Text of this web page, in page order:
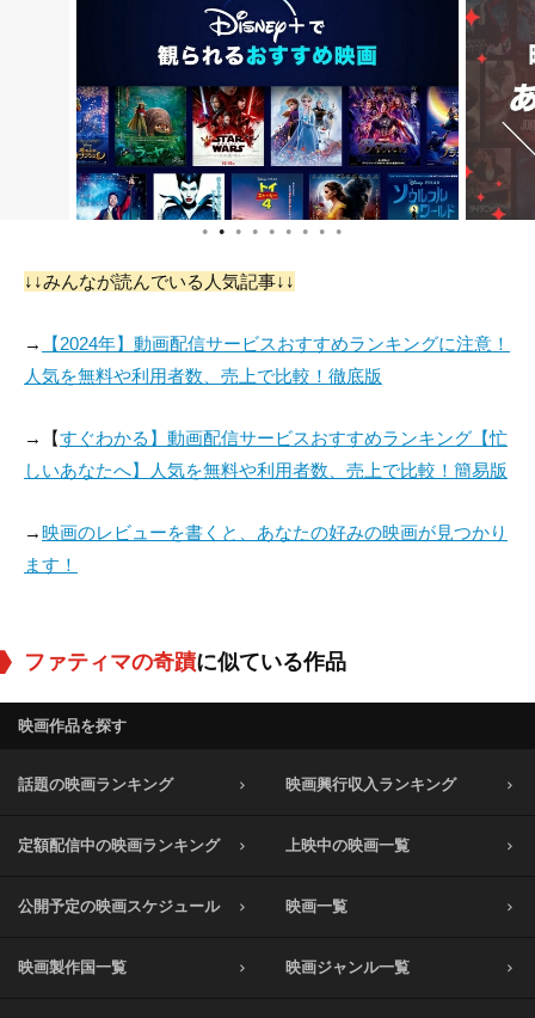
● ● ● ● ● ● ● ● ●
↓↓みんなが読んでいる人気記事↓↓
→
【2024年】動画配信サービスおすすめランキングに注意！
人気を無料や利用者数、売上で比較！徹底版
→【すぐわかる】動画配信サービスおすすめランキング【忙
しいあなたへ】人気を無料や利用者数、売上で比較！簡易版
→映画のレビューを書くと、あなたの好みの映画が見つかり
ます！
ファティマの奇蹟に似ている作品
映画作品を探す
話題の映画ランキング 映画興行収入ランキング
定額配信中の映画ランキング 上映中の映画一覧
公開予定の映画スケジュール 映画一覧
映画製作国一覧 映画ジャンル一覧